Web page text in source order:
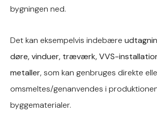
bygningen ned.
Det kan eksempelvis indebære
døre, vinduer, træværk, VVS-
metaller, som kan genbruges direkte
omsmeltes/genanvendes i
byggematerialer.